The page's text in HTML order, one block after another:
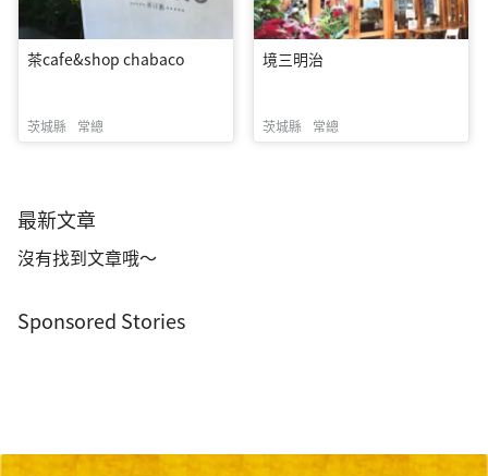
茶cafe&shop chabaco
茨城縣 常總
境三明治
茨城縣 常總
最新文章
沒有找到文章哦～
Sponsored Stories